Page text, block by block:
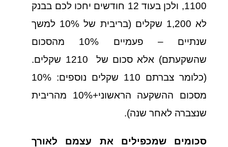
1100, ולכן בעוד 12 חודשים יחכו לכם בבנק
לא 1,200 שקלים (בריבית של 10% למשך
שנתיים – פעמיים 10% מהסכום
שהשקעתם) אלא סכום של 1210 שקלים.
(כלומר צברתם 110 שקלים נוספים: 10%
מסכום ההשקעה הראשוני+10% מהריבית
שנצברה לאחר שנה).
סכומים שמכפילים את עצמם לאורך